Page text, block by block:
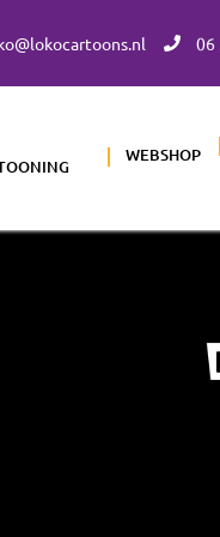
06
WEBSHOP